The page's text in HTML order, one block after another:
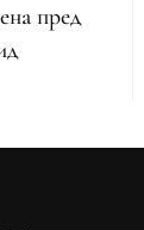
пред